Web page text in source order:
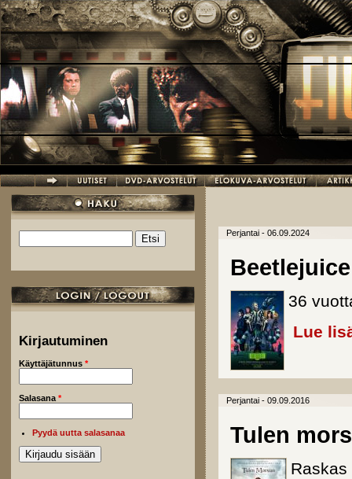
Hyppää pääsisältöön
Hakulomake
Kirjautuminen
Käyttäjätunnus *
Salasana *
Pyydä uutta salasanaa
Perjantai - 06.09.2024
36
Lue
Perjantai - 09.09.2016
Tulen